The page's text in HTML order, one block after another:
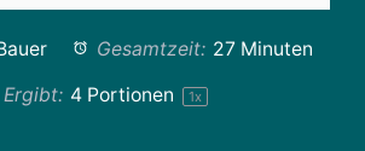
Gesamtzeit: 27 Minuten
Ergibt: 4 Portionen 1x